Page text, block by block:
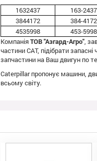
1632437
163-2437
3844172
384-4172
4535998
453-5998
КомпаніяТОВ "Азгард-Агро",
частини CAT, підібрати
запчастини на Ваш двигун по
Caterpillar пропонує машини,
всьому світу.